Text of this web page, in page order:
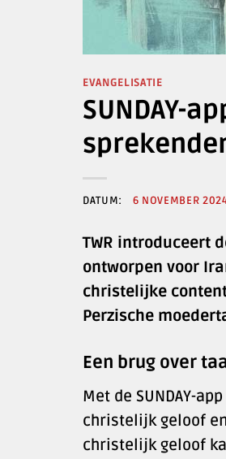
EVANGELISATIE
SUNDAY-
6 NOVEMBER
TWR introduceert
ontworpen voor
christelijke
Perzische
Een brug over
Met de SUNDAY-
christelijk geloof
christelijk geloof